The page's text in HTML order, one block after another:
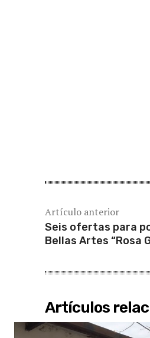
Artículo anterior
Seis ofertas para
Bellas Artes “Rosa
Artículos